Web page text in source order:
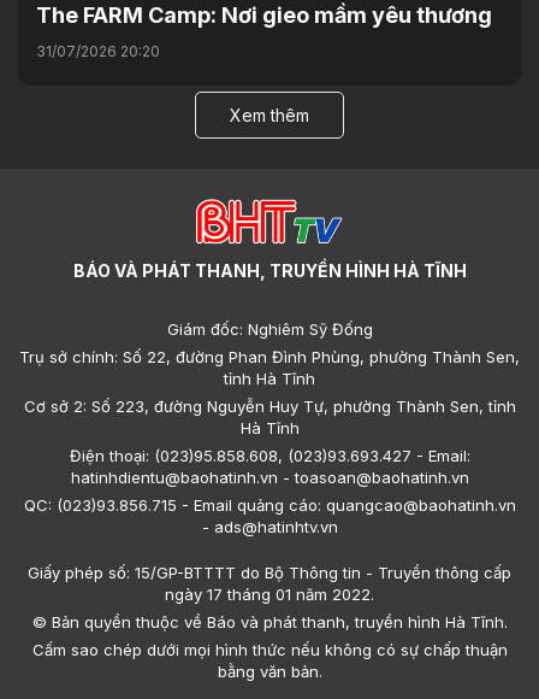
The FARM Camp: Nơi gieo mầm yêu thương
31/07/2026 20:20
Xem thêm
BÁO VÀ PHÁT THANH, TRUYỀN HÌNH HÀ TĨNH
Giám đốc: Nghiêm Sỹ Đống
Trụ sở chính: Số 22, đường Phan Đình Phùng, phường Thành Sen,
tỉnh Hà Tĩnh
Cơ sở 2: Số 223, đường Nguyễn Huy Tự, phường Thành Sen, tỉnh
Hà Tĩnh
Điện thoại: (023)95.858.608, (023)93.693.427 - Email:
hatinhdientu@baohatinh.vn - toasoan@baohatinh.vn
QC: (023)93.856.715 - Email quảng cáo: quangcao@baohatinh.vn
- ads@hatinhtv.vn
Giấy phép số: 15/GP-BTTTT do Bộ Thông tin - Truyền thông cấp
ngày 17 tháng 01 năm 2022.
© Bản quyền thuộc về Báo và phát thanh, truyền hình Hà Tĩnh.
Cấm sao chép dưới mọi hình thức nếu không có sự chấp thuận
bằng văn bản.